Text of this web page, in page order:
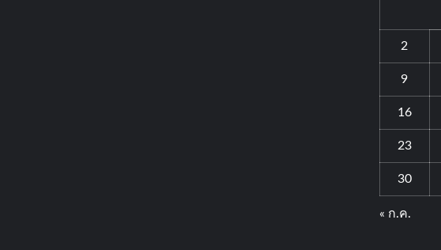
2
9
16
23
30
« ก.ค.